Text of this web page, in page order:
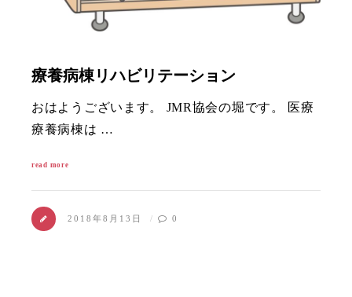
療養病棟リハビリテーション
おはようございます。 JMR協会の堀です。 医療
療養病棟は …
read more
2018年8月13日 0